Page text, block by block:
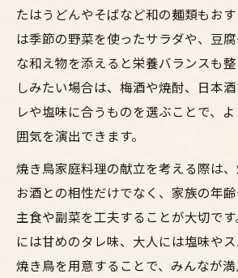
たはうどんやそばなど和の麺類もお
は季節の野菜を使ったサラダや、豆
な和え物を添えると栄養バランスも
しみたい場合は、梅酒や焼酎、日本
レや塩味に合うものを選ぶことで、
囲気を演出できます。
焼き鳥家庭料理の献立を考える際は
お酒との相性だけでなく、家族の年
主食や副菜を工夫することが大切で
には甘めのタレ味、大人には塩味や
焼き鳥を用意することで、みんなが